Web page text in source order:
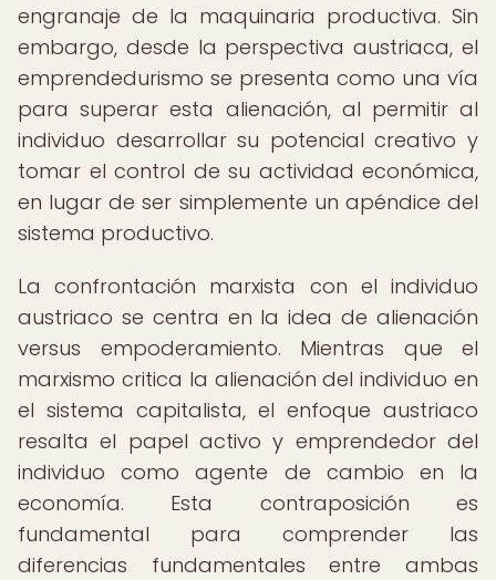
engranaje de la maquinaria productiva. Sin
embargo, desde la perspectiva austriaca, el
emprendedurismo se presenta como una vía
para superar esta alienación, al permitir al
individuo desarrollar su potencial creativo y
tomar el control de su actividad económica,
en lugar de ser simplemente un apéndice del
sistema productivo.
La confrontación marxista con el individuo
austriaco se centra en la idea de alienación
versus empoderamiento. Mientras que el
marxismo critica la alienación del individuo en
el sistema capitalista, el enfoque austriaco
resalta el papel activo y emprendedor del
individuo como agente de cambio en la
economía. Esta contraposición es
fundamental para comprender las
diferencias fundamentales entre ambas